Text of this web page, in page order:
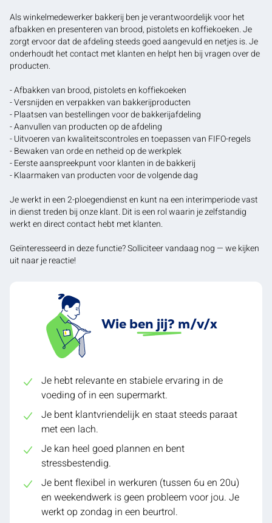
Als winkelmedewerker bakkerij ben je verantwoordelijk voor het
afbakken en presenteren van brood, pistolets en koffiekoeken. Je
zorgt ervoor dat de afdeling steeds goed aangevuld en netjes is. Je
onderhoudt het contact met klanten en helpt hen bij vragen over de
producten.
- Afbakken van brood, pistolets en koffiekoeken
- Versnijden en verpakken van bakkerijproducten
- Plaatsen van bestellingen voor de bakkerijafdeling
- Aanvullen van producten op de afdeling
- Uitvoeren van kwaliteitscontroles en toepassen van FIFO-regels
- Bewaken van orde en netheid op de werkplek
- Eerste aanspreekpunt voor klanten in de bakkerij
- Klaarmaken van producten voor de volgende dag
Je werkt in een 2-ploegendienst en kunt na een interimperiode vast
in dienst treden bij onze klant. Dit is een rol waarin je zelfstandig
werkt en direct contact hebt met klanten.
Geïnteresseerd in deze functie? Solliciteer vandaag nog — we kijken
uit naar je reactie!
Wie ben jij? m/v/x
Je hebt relevante en stabiele ervaring in de
voeding of in een supermarkt.
Je bent klantvriendelijk en staat steeds paraat
met een lach.
Je kan heel goed plannen en bent
stressbestendig.
Je bent flexibel in werkuren (tussen 6u en 20u)
en weekendwerk is geen probleem voor jou. Je
werkt op zondag in een beurtrol.